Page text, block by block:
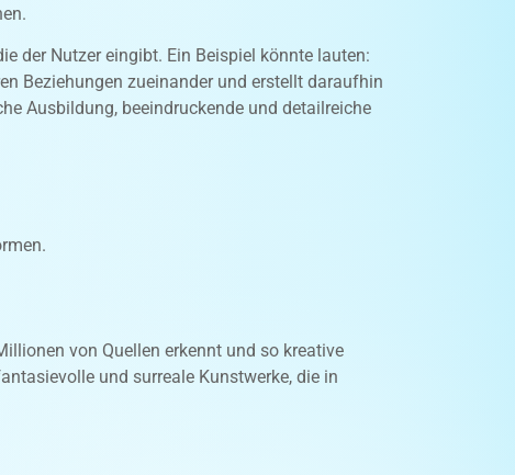
der Nutzer eingibt. Ein Beispiel könnte lauten:
Beziehungen zueinander und erstellt daraufhin
Ausbildung, beeindruckende und detailreiche
von Quellen erkennt und so kreative
und surreale Kunstwerke, die in